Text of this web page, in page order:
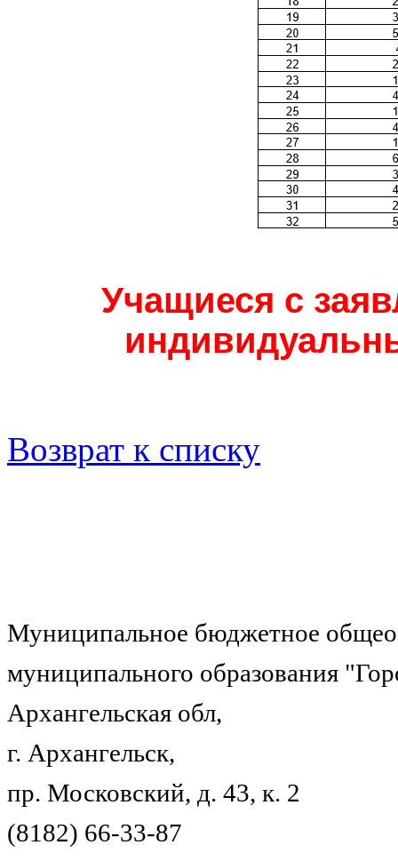
Учащиеся с
Возврат к списку
Муниципальное бюджетное
муниципального образования
Архангельская обл,
г. Архангельск,
пр. Московский, д. 43, к. 2
(8182) 66-33-87